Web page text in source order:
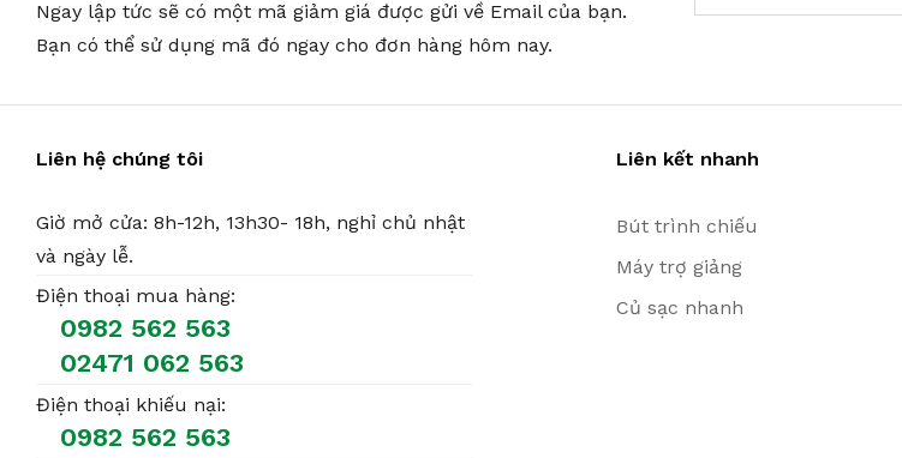
Ngay lập tức sẽ có một mã giảm giá được gửi về Email của bạn.
Bạn có thể sử dụng mã đó ngay cho đơn hàng hôm nay.
Liên hệ chúng tôi
Giờ mở cửa: 8h-12h, 13h30- 18h, nghỉ chủ nhật
và ngày lễ.
Điện thoại mua hàng:
0982 562 563
02471 062 563
Điện thoại khiếu nại:
0982 562 563
Liên kết nhanh
Bút trình chiếu
Máy trợ giảng
Củ sạc nhanh